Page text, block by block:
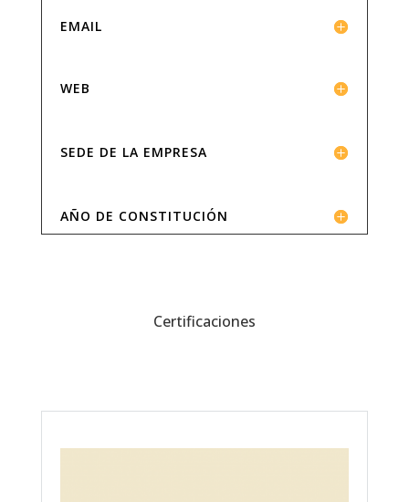
EMAIL
WEB
SEDE DE LA EMPRESA
AÑO DE CONSTITUCIÓN
Certificaciones